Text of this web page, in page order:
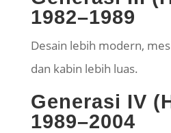
1982–1989
Desain lebih modern,
dan kabin lebih luas.
Generasi IV
1989–2004